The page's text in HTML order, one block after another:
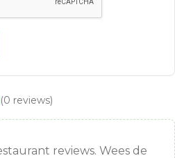
(0 reviews)
reviews. Wees de